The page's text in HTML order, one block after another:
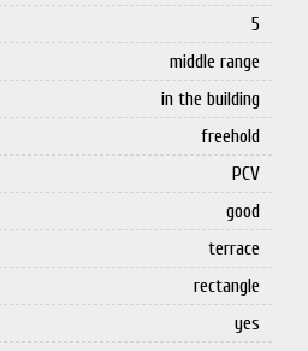
5
middle range
in the building
freehold
PCV
good
terrace
rectangle
yes